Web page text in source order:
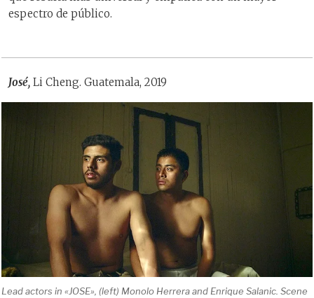
espectro de público.
José, Li Cheng. Guatemala, 2019
Lead actors in «JOSE», (left) Monolo Herrera and Enrique Salanic. Scene